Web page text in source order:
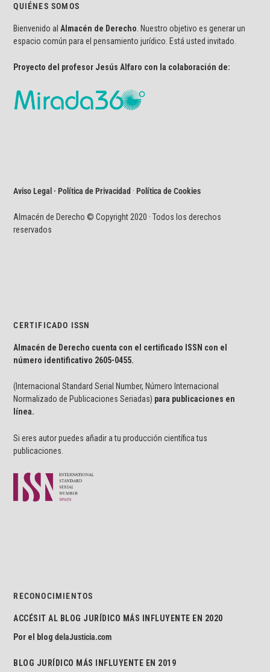
QUIÉNES SOMOS
Bienvenido al Almacén de Derecho . Nuestro objetivo es generar un
espacio común para el pensamiento jurídico. Está usted invitado.
Proyecto del profesor Jesús Alfaro con la colaboración de:
Aviso Legal · Política de Privacidad ·Política de Cookies
Almacén de Derecho © Copyright 2020 · Todos los derechos
reservados
CERTIFICADO ISSN
Almacén de Derecho cuenta con el certificado ISSN con el
número identificativo 2605-0455.
(Internacional Standard Serial Number, Número Internacional
Normalizado de Publicaciones Seriadas) para publicaciones en
línea.
Si eres autor puedes añadir a tu producción científica tus
publicaciones.
RECONOCIMIENTOS
ACCÉSIT AL BLOG JURÍDICO MÁS INFLUYENTE EN 2020
Por el blogdelaJusticia.com
BLOG JURÍDICO MÁS INFLUYENTE EN 2019